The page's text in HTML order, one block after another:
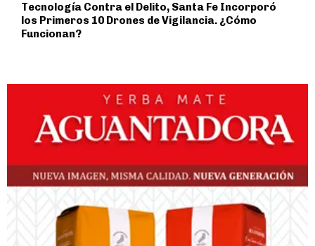
Tecnología Contra el Delito, Santa Fe Incorporó
los Primeros 10 Drones de Vigilancia. ¿Cómo
Funcionan?